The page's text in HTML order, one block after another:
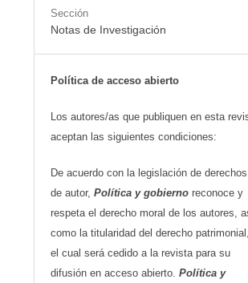
Sección
Notas de Investigación
Política de acceso abierto
Los autores/as que publiquen en esta
aceptan las siguientes condiciones:
De acuerdo con la legislación de derechos
de autor, Política y gobierno reconoce y
respeta el derecho moral de los autores,
como la titularidad del derecho patrimonial,
el cual será cedido a la revista para su
difusión en acceso abierto. Política y